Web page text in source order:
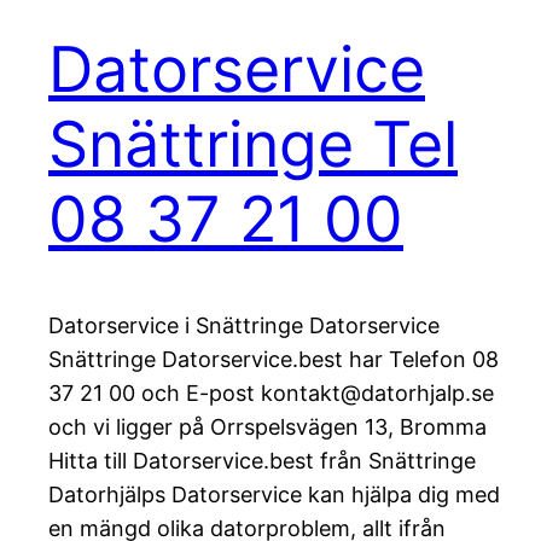
Datorservice
Snättringe Tel
08 37 21 00
Datorservice i Snättringe Datorservice
Snättringe Datorservice.best har Telefon 08
37 21 00 och E-post kontakt@datorhjalp.se
och vi ligger på Orrspelsvägen 13, Bromma
Hitta till Datorservice.best från Snättringe
Datorhjälps Datorservice kan hjälpa dig med
en mängd olika datorproblem, allt ifrån